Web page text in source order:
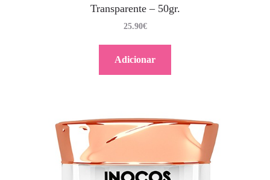
Transparente – 50gr.
25.90€
Adicionar